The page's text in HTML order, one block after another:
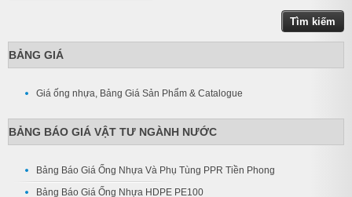
BẢNG GIÁ
Giá ống nhựa, Bảng Giá Sản Phẩm & Catalogue
BẢNG BÁO GIÁ VẬT TƯ NGÀNH NƯỚC
Bảng Báo Giá Ống Nhựa Và Phụ Tùng PPR Tiền Phong
Bảng Báo Giá Ống Nhựa HDPE PE100